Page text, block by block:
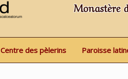
Monastère
Centre des pèlerins Paroisse